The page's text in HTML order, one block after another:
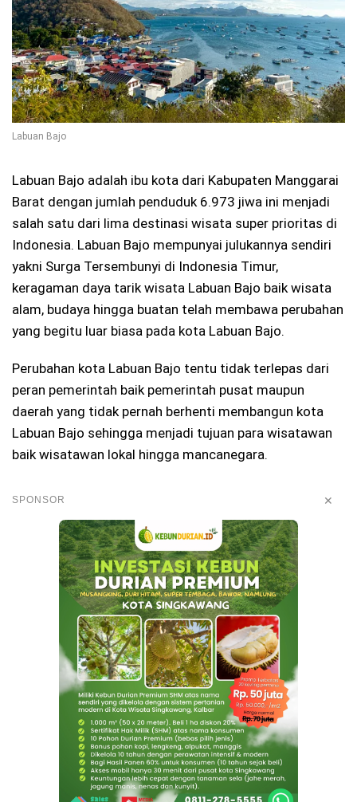
Labuan Bajo
Labuan Bajo adalah ibu kota dari Kabupaten Manggarai
Barat dengan jumlah penduduk 6.973 jiwa ini menjadi
salah satu dari lima destinasi wisata super prioritas di
Indonesia. Labuan Bajo mempunyai julukannya sendiri
yakni Surga Tersembunyi di Indonesia Timur,
keragaman daya tarik wisata Labuan Bajo baik wisata
alam, budaya hingga buatan telah membawa perubahan
yang begitu luar biasa pada kota Labuan Bajo.
Perubahan kota Labuan Bajo tentu tidak terlepas dari
peran pemerintah baik pemerintah pusat maupun
daerah yang tidak pernah berhenti membangun kota
Labuan Bajo sehingga menjadi tujuan para wisatawan
baik wisatawan lokal hingga mancanegara.
SPONSOR ✕